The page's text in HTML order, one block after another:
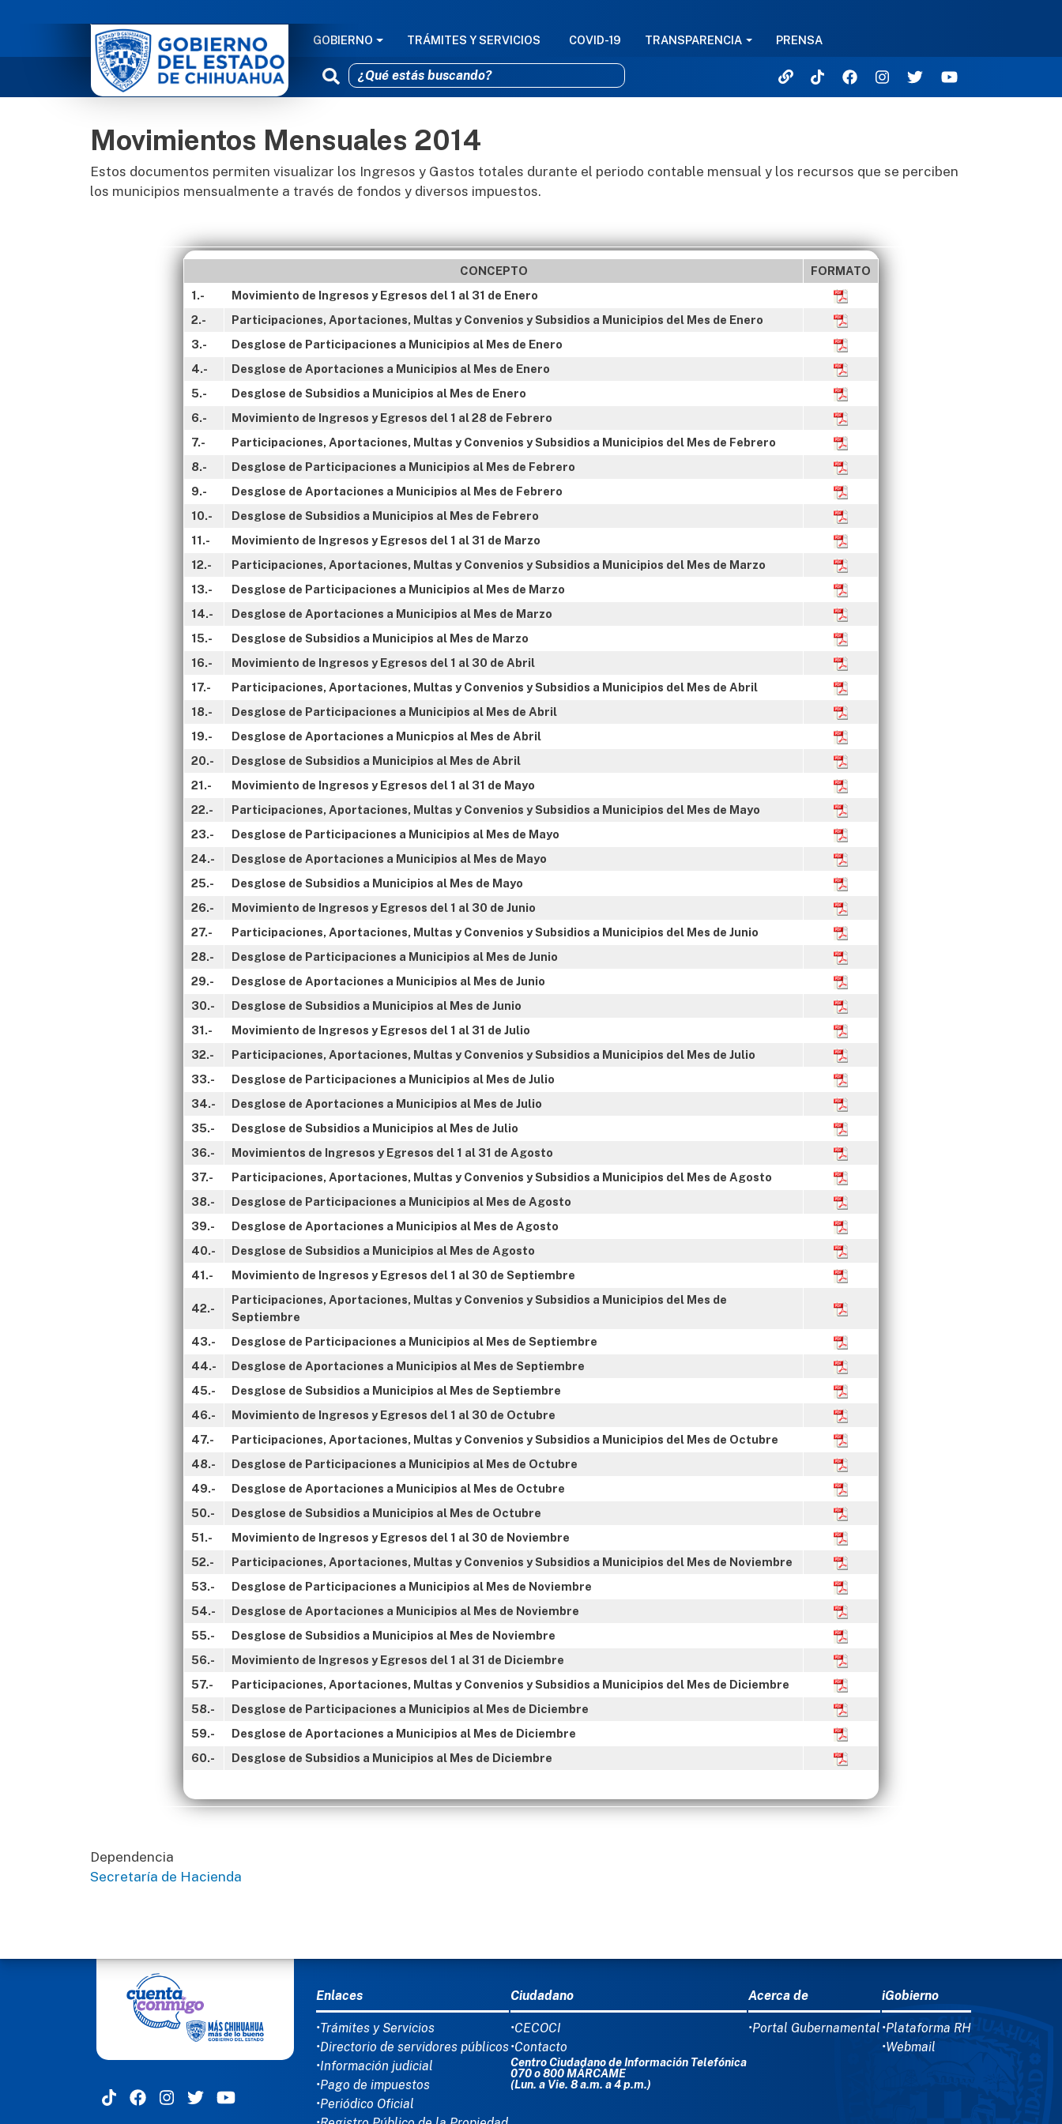
NAVEGACIÓN PRINCIPAL
GOBIERNO TRÁMITES Y SERVICIOS COVID-19 TRANSPARENCIA PRENSA
Movimientos Mensuales 2014
Estos documentos permiten visualizar los Ingresos y Gastos totales durante el periodo contable mensual y los recursos que se perciben
los municipios mensualmente a través de fondos y diversos impuestos.
CONCEPTO
FORMATO
1.-
Movimiento de Ingresos y Egresos del 1 al 31 de Enero
2.-
Participaciones, Aportaciones, Multas y Convenios y Subsidios a Municipios del Mes de Enero
3.-
Desglose de Participaciones a Municipios al Mes de Enero
4.-
Desglose de Aportaciones a Municipios al Mes de Enero
5.-
Desglose de Subsidios a Municipios al Mes de Enero
6.-
Movimiento de Ingresos y Egresos del 1 al 28 de Febrero
7.-
Participaciones, Aportaciones, Multas y Convenios y Subsidios a Municipios del Mes de Febrero
8.-
Desglose de Participaciones a Municipios al Mes de Febrero
9.-
Desglose de Aportaciones a Municipios al Mes de Febrero
10.-
Desglose de Subsidios a Municipios al Mes de Febrero
11.-
Movimiento de Ingresos y Egresos del 1 al 31 de Marzo
12.-
Participaciones, Aportaciones, Multas y Convenios y Subsidios a Municipios del Mes de Marzo
13.-
Desglose de Participaciones a Municipios al Mes de Marzo
14.-
Desglose de Aportaciones a Municipios al Mes de Marzo
15.-
Desglose de Subsidios a Municipios al Mes de Marzo
16.-
Movimiento de Ingresos y Egresos del 1 al 30 de Abril
17.-
Participaciones, Aportaciones, Multas y Convenios y Subsidios a Municipios del Mes de Abril
18.-
Desglose de Participaciones a Municipios al Mes de Abril
19.-
Desglose de Aportaciones a Municpios al Mes de Abril
20.-
Desglose de Subsidios a Municipios al Mes de Abril
21.-
Movimiento de Ingresos y Egresos del 1 al 31 de Mayo
22.-
Participaciones, Aportaciones, Multas y Convenios y Subsidios a Municipios del Mes de Mayo
23.-
Desglose de Participaciones a Municipios al Mes de Mayo
24.-
Desglose de Aportaciones a Municipios al Mes de Mayo
25.-
Desglose de Subsidios a Municipios al Mes de Mayo
26.-
Movimiento de Ingresos y Egresos del 1 al 30 de Junio
27.-
Participaciones, Aportaciones, Multas y Convenios y Subsidios a Municipios del Mes de Junio
28.-
Desglose de Participaciones a Municipios al Mes de Junio
29.-
Desglose de Aportaciones a Municipios al Mes de Junio
30.-
Desglose de Subsidios a Municipios al Mes de Junio
31.-
Movimiento de Ingresos y Egresos del 1 al 31 de Julio
32.-
Participaciones, Aportaciones, Multas y Convenios y Subsidios a Municipios del Mes de Julio
33.-
Desglose de Participaciones a Municipios al Mes de Julio
34.-
Desglose de Aportaciones a Municipios al Mes de Julio
35.-
Desglose de Subsidios a Municipios al Mes de Julio
36.-
Movimientos de Ingresos y Egresos del 1 al 31 de Agosto
37.-
Participaciones, Aportaciones, Multas y Convenios y Subsidios a Municipios del Mes de Agosto
38.-
Desglose de Participaciones a Municipios al Mes de Agosto
39.-
Desglose de Aportaciones a Municipios al Mes de Agosto
40.-
Desglose de Subsidios a Municipios al Mes de Agosto
41.-
Movimiento de Ingresos y Egresos del 1 al 30 de Septiembre
42.-
Participaciones, Aportaciones, Multas y Convenios y Subsidios a Municipios del Mes de
Septiembre
43.-
Desglose de Participaciones a Municipios al Mes de Septiembre
44.-
Desglose de Aportaciones a Municipios al Mes de Septiembre
45.-
Desglose de Subsidios a Municipios al Mes de Septiembre
46.-
Movimiento de Ingresos y Egresos del 1 al 30 de Octubre
47.-
Participaciones, Aportaciones, Multas y Convenios y Subsidios a Municipios del Mes de Octubre
48.-
Desglose de Participaciones a Municipios al Mes de Octubre
49.-
Desglose de Aportaciones a Municipios al Mes de Octubre
50.-
Desglose de Subsidios a Municipios al Mes de Octubre
51.-
Movimiento de Ingresos y Egresos del 1 al 30 de Noviembre
52.-
Participaciones, Aportaciones, Multas y Convenios y Subsidios a Municipios del Mes de Noviembre
53.-
Desglose de Participaciones a Municipios al Mes de Noviembre
54.-
Desglose de Aportaciones a Municipios al Mes de Noviembre
55.-
Desglose de Subsidios a Municipios al Mes de Noviembre
56.-
Movimiento de Ingresos y Egresos del 1 al 31 de Diciembre
57.-
Participaciones, Aportaciones, Multas y Convenios y Subsidios a Municipios del Mes de Diciembre
58.-
Desglose de Participaciones a Municipios al Mes de Diciembre
59.-
Desglose de Aportaciones a Municipios al Mes de Diciembre
60.-
Desglose de Subsidios a Municipios al Mes de Diciembre
Dependencia
Secretaría de Hacienda
MENÚ DEL PIE
Enlaces
•Trámites y Servicios
•Directorio de servidores públicos
•Información judicial
•Pago de impuestos
•Periódico Oficial
Ciudadano
•CECOCI
•Contacto
Centro Ciudadano de Información Telefónica
070 o 800 MÁRCAME
(Lun. a Vie. 8 a.m. a 4 p.m.)
Acerca de
•Portal Gubernamental
iGobierno
•Plataforma RH
•Webmail